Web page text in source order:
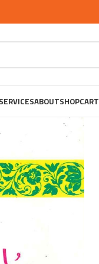
ABOUTSHOPCART